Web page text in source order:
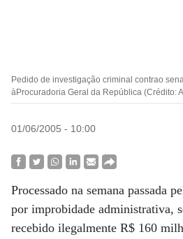
Pedido de investigação criminal contrao
àProcuradoria Geral da República (Crédito:
01/06/2005 - 10:00
Processado na semana passada
por improbidade administrativa,
recebido ilegalmente R$ 160